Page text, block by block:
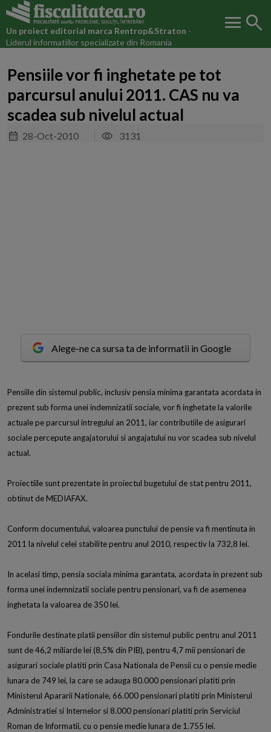
Un proiect editorial marca Rentrop&Straton -
Liderul informatiilor specializate din Romania
menu search
Pensiile vor fi inghetate pe tot
parcursul anului 2011. CAS nu va
scadea sub nivelul actual
28-Oct-2010 3131
Alege-ne ca sursa ta de informatii in Google
Pensiile din sistemul public, inclusiv pensia minima garantata acordata in
prezent sub forma unei indemnizatii sociale, vor fi inghetate la valorile
actuale pe parcursul intregului an 2011, iar contributiile de asigurari
sociale percepute angajatorului si angajatului nu vor scadea sub nivelul
actual.
Proiectiile sunt prezentate in proiectul bugetului de stat pentru 2011,
obtinut de MEDIAFAX.
Conform documentului, valoarea punctului de pensie va fi mentinuta in
2011 la nivelul celei stabilite pentru anul 2010, respectiv la 732,8 lei.
In acelasi timp, pensia sociala minima garantata, acordata in prezent sub
forma unei indemnizatii sociale pentru pensionari, va fi de asemenea
inghetata la valoarea de 350 lei.
Fondurile destinate platii pensiilor din sistemul public pentru anul 2011
sunt de 46,2 miliarde lei (8,5% din PIB), pentru 4,7 mii pensionari de
asigurari sociale platiti prin Casa Nationala de Pensii cu o pensie medie
lunara de 749 lei, la care se adauga 80.000 pensionari platiti prin
Ministerul Apararii Nationale, 66.000 pensionari platiti prin Ministerul
Administratiei si Internelor si 8.000 pensionari platiti prin Serviciul
Roman de Informatii, cu o pensie medie lunara de 1.755 lei.